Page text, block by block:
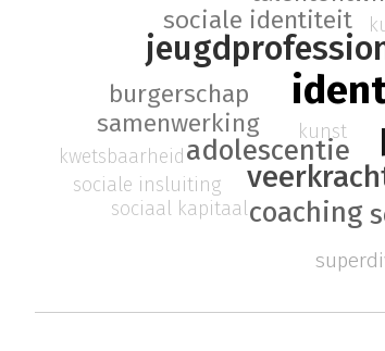
adolescentie
coaching
samenwerking
sociale identiteit
burgerschap
kunst
sociaal kapitaal
sociale insluiting
kwetsbaarheid